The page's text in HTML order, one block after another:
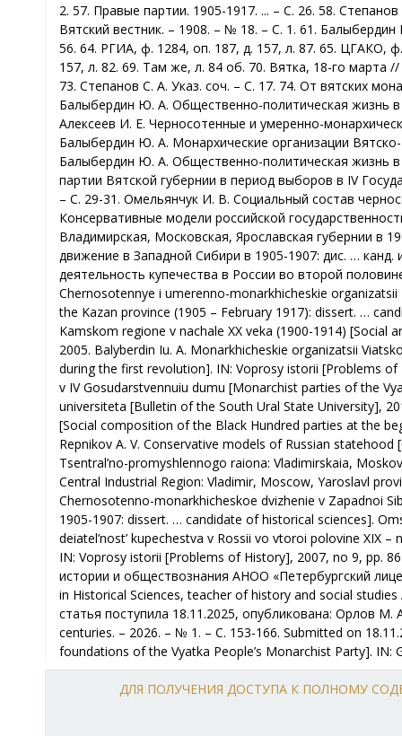
ДЛЯ ПОЛУЧЕНИЯ ДОСТУПА К ПОЛНОМУ